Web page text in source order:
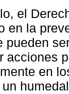
el
en la
pueden
acciones
en